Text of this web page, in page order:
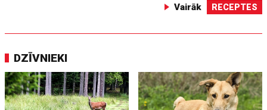
Vairāk RECEPTES
DZĪVNIEKI